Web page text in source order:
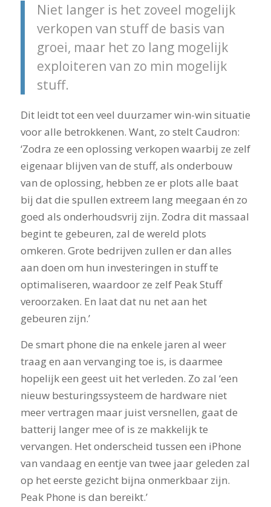
Niet langer is het zoveel mogelijk
verkopen van stuff de basis van
groei, maar het zo lang mogelijk
exploiteren van zo min mogelijk
stuff.
Dit leidt tot een veel duurzamer win-win situatie
voor alle betrokkenen. Want, zo stelt Caudron:
‘Zodra ze een oplossing verkopen waarbij ze zelf
eigenaar blijven van de stuff, als onderbouw
van de oplossing, hebben ze er plots alle baat
bij dat die spullen extreem lang meegaan én zo
goed als onderhoudsvrij zijn. Zodra dit massaal
begint te gebeuren, zal de wereld plots
omkeren. Grote bedrijven zullen er dan alles
aan doen om hun investeringen in stuff te
optimaliseren, waardoor ze zelf Peak Stuff
veroorzaken. En laat dat nu net aan het
gebeuren zijn.’
De smart phone die na enkele jaren al weer
traag en aan vervanging toe is, is daarmee
hopelijk een geest uit het verleden. Zo zal ‘een
nieuw besturingssysteem de hardware niet
meer vertragen maar juist versnellen, gaat de
batterij langer mee of is ze makkelijk te
vervangen. Het onderscheid tussen een iPhone
van vandaag en eentje van twee jaar geleden zal
op het eerste gezicht bijna onmerkbaar zijn.
Peak Phone is dan bereikt.’